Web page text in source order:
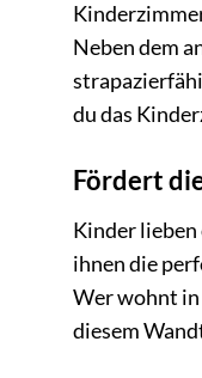
Neben dem
du das
Fördert
Kinder lieben
ihnen die
Wer wohnt in
diesem